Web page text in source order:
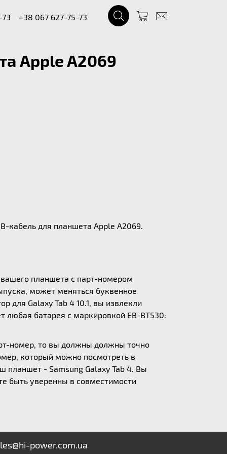
+38 067 627-75-73
Apple A2069
кабель для планшета Apple A2069.
планшета с парт-номером
может меняться буквенное
для Galaxy Tab 4 10.1, вы извлекли
любая батарея с маркировкой EB-BT530:
номер, то вы должны должны точно
который можно посмотреть в
планшет - Samsung Galaxy Tab 4. Вы
быть уверенны в совместимости
power.com.ua